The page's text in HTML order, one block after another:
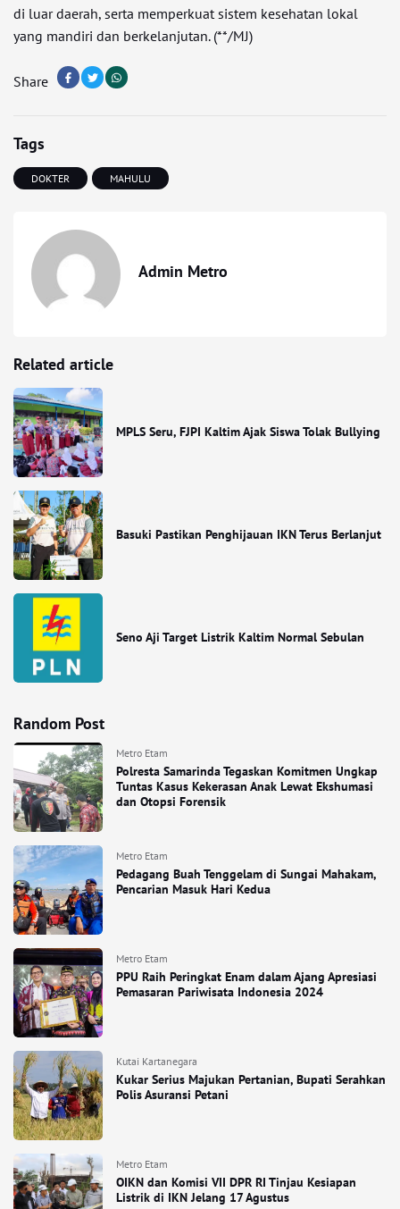
di luar daerah, serta memperkuat sistem kesehatan lokal
yang mandiri dan berkelanjutan. (**/MJ)
Share
Tags
DOKTER MAHULU
Admin Metro
Related article
MPLS Seru, FJPI Kaltim Ajak Siswa Tolak Bullying
Basuki Pastikan Penghijauan IKN Terus Berlanjut
Seno Aji Target Listrik Kaltim Normal Sebulan
Random Post
Metro Etam
Polresta Samarinda Tegaskan Komitmen Ungkap
Tuntas Kasus Kekerasan Anak Lewat Ekshumasi
dan Otopsi Forensik
Metro Etam
Pedagang Buah Tenggelam di Sungai Mahakam,
Pencarian Masuk Hari Kedua
Metro Etam
PPU Raih Peringkat Enam dalam Ajang Apresiasi
Pemasaran Pariwisata Indonesia 2024
Kutai Kartanegara
Kukar Serius Majukan Pertanian, Bupati Serahkan
Polis Asuransi Petani
Metro Etam
OIKN dan Komisi VII DPR RI Tinjau Kesiapan
Listrik di IKN Jelang 17 Agustus